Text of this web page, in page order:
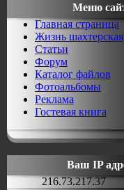
Меню
Главная страница
Жизнь шахтерская
Статьи
Форум
Каталог файлов
Фотоальбомы
Реклама
Гостевая книга
Ваш IP
216.73.217.37